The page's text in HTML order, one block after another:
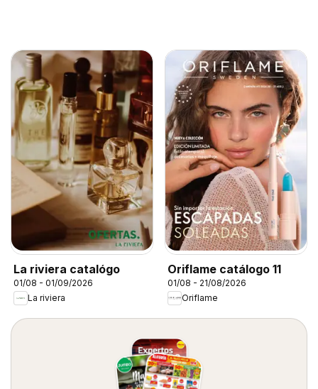
La riviera catalógo
01/08 - 01/09/2026
La riviera
Oriflame catálogo 11
01/08 - 21/08/2026
Oriflame